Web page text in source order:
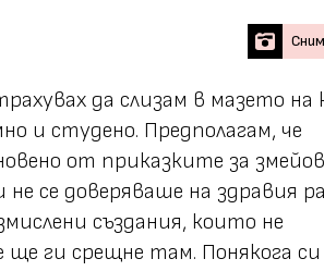
да слизам в мазето
и студено. Предполагам, че
от приказките за
се доверяваше на здравия
създания, които не
ги срещне там. Понякога си